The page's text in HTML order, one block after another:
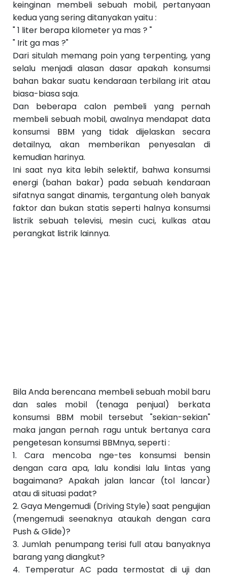
keinginan membeli sebuah mobil, pertanyaan
kedua yang sering ditanyakan yaitu :
" 1 liter berapa kilometer ya mas ? "
" Irit ga mas ?"
Dari situlah memang poin yang terpenting, yang
selalu menjadi alasan dasar apakah konsumsi
bahan bakar suatu kendaraan terbilang irit atau
biasa-biasa saja.
Dan beberapa calon pembeli yang pernah
membeli sebuah mobil, awalnya mendapat data
konsumsi BBM yang tidak dijelaskan secara
detailnya, akan memberikan penyesalan di
kemudian harinya.
Ini saat nya kita lebih selektif, bahwa konsumsi
energi (bahan bakar) pada sebuah kendaraan
sifatnya sangat dinamis, tergantung oleh banyak
faktor dan bukan statis seperti halnya konsumsi
listrik sebuah televisi, mesin cuci, kulkas atau
perangkat listrik lainnya.
Bila Anda berencana membeli sebuah mobil baru
dan sales mobil (tenaga penjual) berkata
konsumsi BBM mobil tersebut "sekian-sekian"
maka jangan pernah ragu untuk bertanya cara
pengetesan konsumsi BBMnya, seperti :
1. Cara mencoba nge-tes konsumsi bensin
dengan cara apa, lalu kondisi lalu lintas yang
bagaimana? Apakah jalan lancar (tol lancar)
atau di situasi padat?
2. Gaya Mengemudi (Driving Style) saat pengujian
(mengemudi seenaknya ataukah dengan cara
Push & Glide)?
3. Jumlah penumpang terisi full atau banyaknya
barang yang diangkut?
4. Temperatur AC pada termostat di uji dan
S
n
y
a
››